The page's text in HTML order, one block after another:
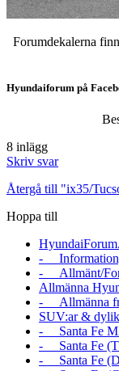
Forumdekalerna
Hyundaiforum på
8 inlägg
Skriv svar
Återgå till "ix35/
Hoppa till
- Information,
- Allmänt/
Allmänna
- Allmänna
SUV:ar &
- Santa Fe
- Santa Fe
- Santa Fe